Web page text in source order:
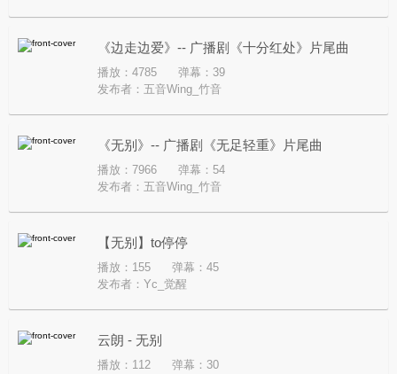
《边走边爱》-- 广播剧《十分红处》片尾曲
播放：4785
弹幕：39
发布者： 五音Wing_竹音
《无别》-- 广播剧《无足轻重》片尾曲
播放：7966
弹幕：54
发布者： 五音Wing_竹音
【无别】to停停
播放：155
弹幕：45
发布者： Yc_觉醒
云朗 - 无别
播放：112
弹幕：30